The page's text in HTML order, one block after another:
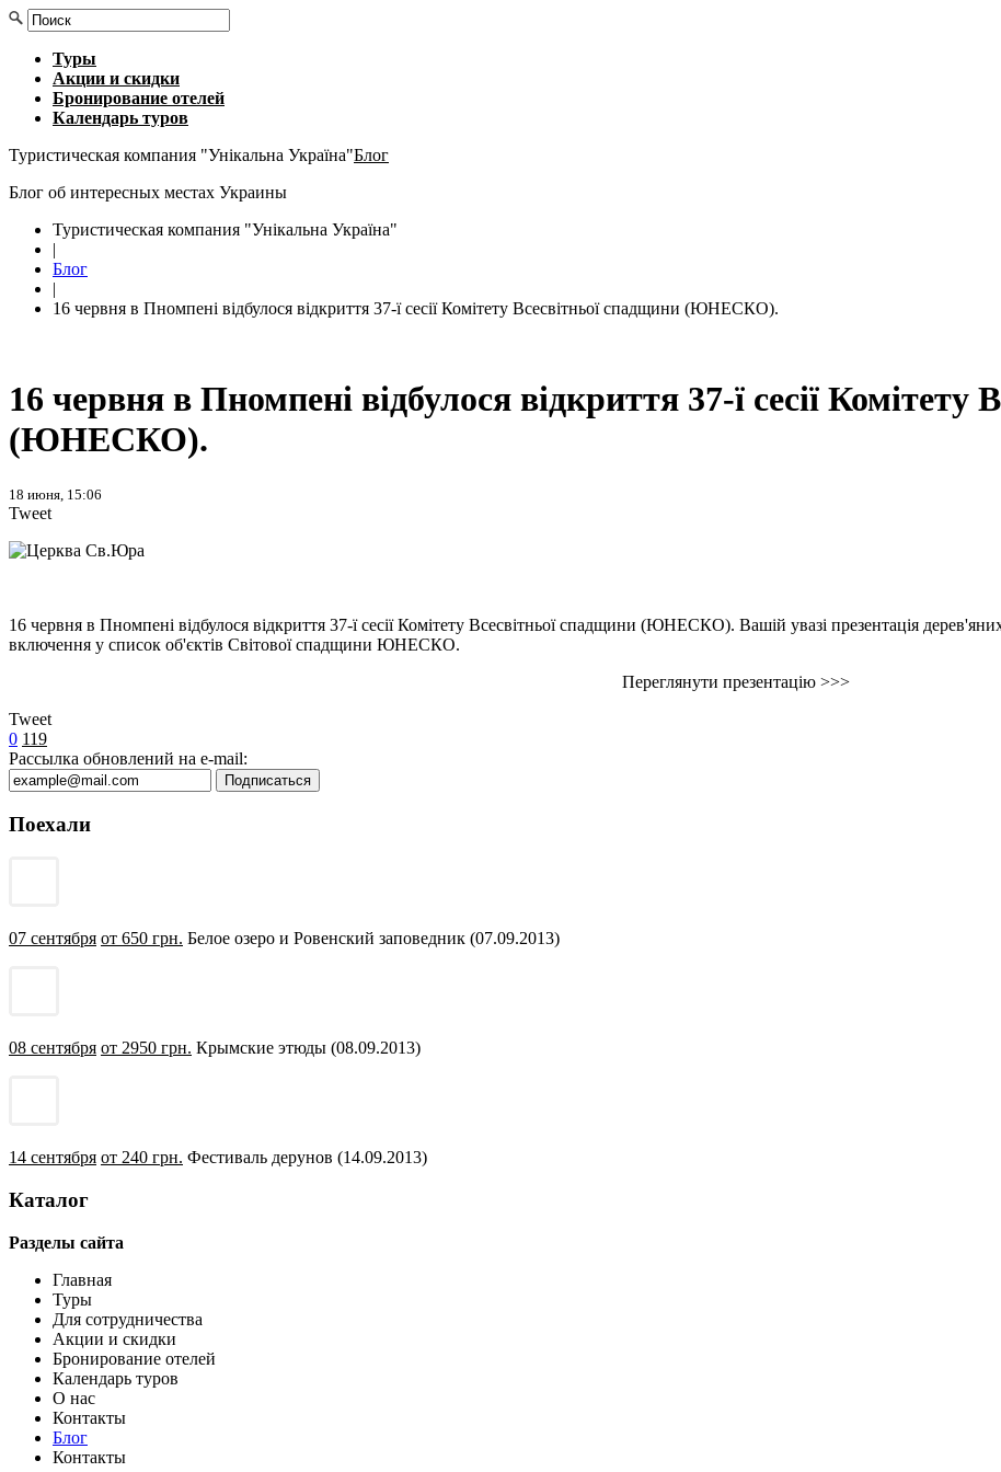
Туры
Акции и скидки
Бронирование отелей
Календарь туров
Туристическая компания "Унікальна Україна"Блог
Блог об интересных местах Украины
Туристическая компания "Унікальна Україна"
|
Блог
|
16 червня в Пномпені відбулося відкриття 37-ї сесії Комітету Всесвітньої спадщини (ЮНЕСКО).
16 червня в Пномпені відбулося відкриття 37-ї сесії Комітету
(ЮНЕСКО).
18 июня, 15:06
Tweet
16 червня в Пномпені відбулося відкриття 37-ї сесії Комітету Всесвітньої спадщини (ЮНЕСКО). Вашій увазі презентація
включення у список об'єктів Світової спадщини ЮНЕСКО.
Переглянути презентацію >>>
Tweet
0 119
Рассылка обновлений на e-mail:
Поехали
07 сентября от 650 грн. Белое озеро и Ровенский заповедник (07.09.2013)
08 сентября от 2950 грн. Крымские этюды (08.09.2013)
14 сентября от 240 грн. Фестиваль дерунов (14.09.2013)
Каталог
Разделы сайта
Главная
Туры
Для сотрудничества
Акции и скидки
Бронирование отелей
Календарь туров
О нас
Контакты
Блог
Контакты